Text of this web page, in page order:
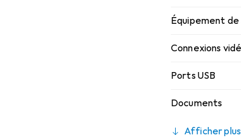
Équipement de
Connexions
Ports USB
Documents
Afficher plus